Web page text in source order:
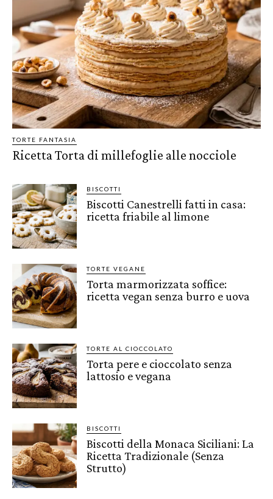
TORTE FANTASIA
Ricetta Torta di millefoglie alle nocciole
BISCOTTI
Biscotti Canestrelli fatti in casa:
ricetta friabile al limone
TORTE VEGANE
Torta marmorizzata soffice:
ricetta vegan senza burro e uova
TORTE AL CIOCCOLATO
Torta pere e cioccolato senza
lattosio e vegana
BISCOTTI
Biscotti della Monaca Siciliani: La
Ricetta Tradizionale (Senza
Strutto)